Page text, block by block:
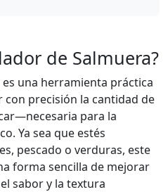
de Salmuera?
es una herramienta práctica
precisión la cantidad de
para la
Ya sea que estés
pescado o verduras, este
forma sencilla de mejorar
sabor y la textura